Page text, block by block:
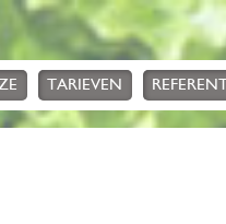
TARIEVEN